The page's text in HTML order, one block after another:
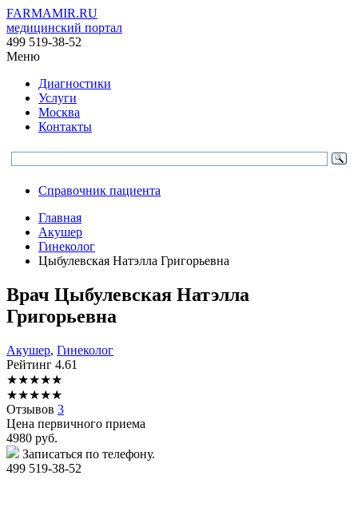
FARMAMIR.RU
медицинский портал
499 519-38-52
Меню
Диагностики
Услуги
Москва
Контакты
Справочник пациента
Главная
Акушер
Гинеколог
Цыбулевская Натэлла Григорьевна
Врач Цыбулевская Натэлла
Григорьевна
Акушер, Гинеколог
Рейтинг 4.61
★★★★★
★★★★★
Отзывов 3
Цена первичного приема
4980 руб.
Записаться по телефону.
499 519-38-52